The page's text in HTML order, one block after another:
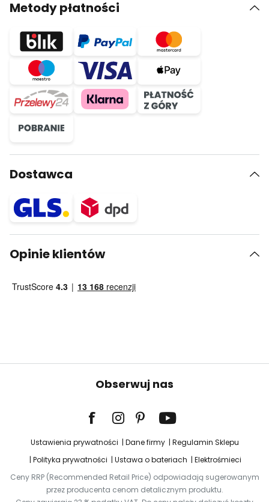
Metody płatności
Dostawca
Opinie klientów
Obserwuj nas
Ustawienia prywatności Dane firmy
Regulamin Sklepu
Polityka prywatności
Ustawa o bateriach
Elektrośmieci
Ceny RRP (Recommended Retail Price) odpowiadają sugerowanym
przez producenta cenom detalicznym produktu.